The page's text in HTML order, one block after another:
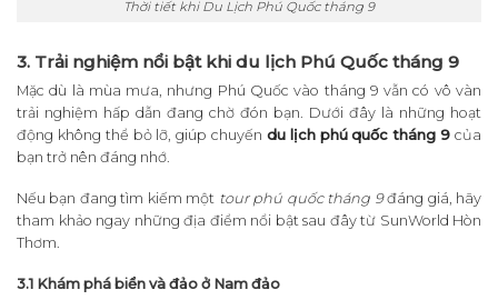
Thời tiết khi Du Lịch Phú Quốc tháng 9
3. Trải nghiệm nổi bật khi du lịch Phú Quốc tháng 9
Mặc dù là mùa mưa, nhưng Phú Quốc vào tháng 9 vẫn có vô vàn
trải nghiệm hấp dẫn đang chờ đón bạn. Dưới đây là những hoạt
động không thể bỏ lỡ, giúp chuyến du lịch phú quốc tháng 9 của
bạn trở nên đáng nhớ.
Nếu bạn đang tìm kiếm một tour phú quốc tháng 9đáng giá, hãy
tham khảo ngay những địa điểm nổi bật sau đây từ SunWorld Hòn
Thơm.
3.1 Khám phá biển và đảo ở Nam đảo